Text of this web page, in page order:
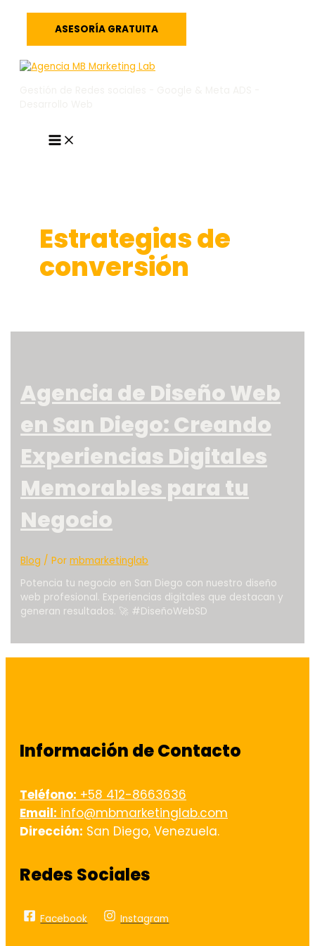
ASESORÍA GRATUITA
MAIN
MENU
Estrategias de
conversión
Agencia de Diseño Web
en San Diego: Creando
Experiencias Digitales
Memorables para tu
Negocio
Blog / Pormbmarketinglab
Potencia tu negocio en San Diego con nuestro diseño
web profesional. Experiencias digitales que destacan y
generan resultados. 🚀 #DiseñoWebSD
Información de Contacto
Teléfono: +58 412-8663636
Email: info@mbmarketinglab.com
Dirección: San Diego, Venezuela.
Redes Sociales
Facebook Instagram